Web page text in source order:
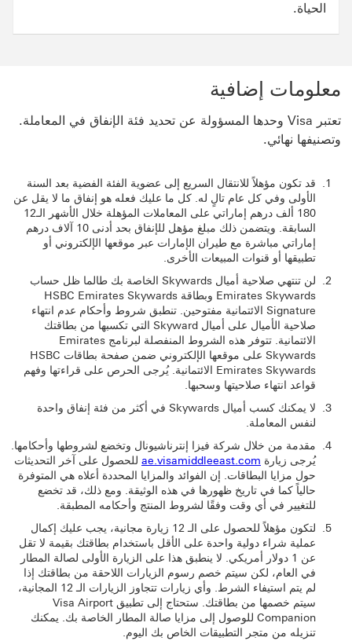
الحياة.
معلومات إضافية
تعتبر Visa وحدها المسؤولة عن تحديد فئة الإنفاق في المعاملة.
قد تكون مؤهلاً للانتقال السريع إلى عضوية الفئة الفضية بعد السنة
الأولى وفي كل عام تالٍ له. كل ما عليك فعله هو إنفاق ما لا يقل عن
180 ألف درهم إماراتي على المعاملات المؤهلة خلال الأشهر الـ12
السابقة. ويتضمن ذلك مبلغ مؤهل للإنفاق بحد أدنى 10 آلاف درهم
إماراتي مباشرة مع طيران الإمارات عبر موقعها الإلكتروني أو
تطبيقها أو قنوات المبيعات الأخرى.
لن تنتهي صلاحية أميال Skywards الخاصة بك طالما ظل حساب
Emirates Skywards وبطاقة HSBC Emirates Skywards
Signature الائتمانية مفتوحين. تنطبق شروط وأحكام عدم انتهاء
صلاحية الأميال على أميال Skyward التي تكسبها من بطاقتك
الائتمانية. تتوفر هذه الشروط المنفصلة لبرنامج Emirates
Skywards على موقعها الإلكتروني ضمن صفحة بطاقات HSBC
Emirates Skywards الائتمانية. يُرجى الحرص على قراءتها وفهم
قواعد انتهاء صلاحيتها وسحبها.
لا يمكنك كسب أميال Skywards في أكثر من فئة إنفاق واحدة
لنفس المعاملة.
مقدمة من خلال شركة فيزا إنترناشيونال وتخضع لشروطها وأحكامها.
يُرجى زيارة ae.visamiddleeast.com للحصول على آخر التحديثات
حول مزايا البطاقات. إن الفوائد والمزايا المحددة أعلاه هي المتوفرة
حالياً كما في تاريخ ظهورها في هذه الوثيقة. ومع ذلك، قد تخضع
للتغيير في أي وقت وفقًا لشروط المنتج وأحكامه المطبقة.
لتكون مؤهلاً للحصول على الـ 12 زيارة مجانية، يجب عليك إكمال
عملية شراء دولية واحدة على الأقل باستخدام بطاقتك بقيمة لا تقل
عن 1 دولار أمريكي. لا ينطبق هذا على الزيارة الأولى لصالة المطار
في العام، لكن سيتم خصم رسوم الزيارات اللاحقة من بطاقتك إذا
لم يتم استيفاء الشرط. وأي زيارات تتجاوز الزيارات الـ 12 المجانية،
سيتم خصمها من بطاقتك. ستحتاج إلى تطبيق Visa Airport
Companion للوصول إلى مزايا صالة المطار الخاصة بك. يمكنك
تنزيله من متجر التطبيقات الخاص بك اليوم.